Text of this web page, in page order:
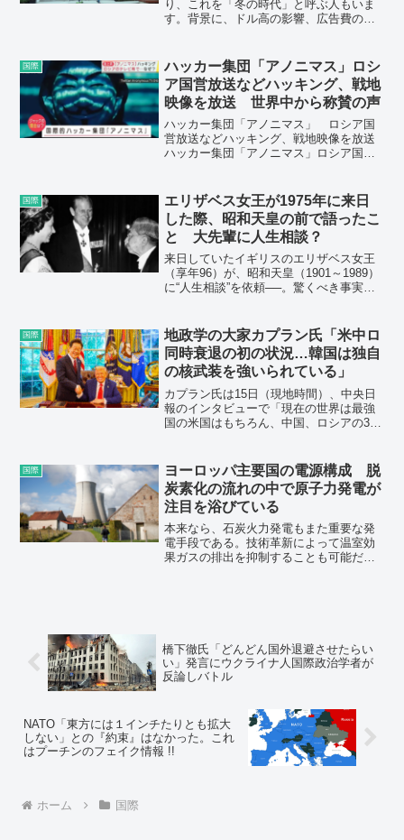
り、これを「冬の時代」と呼ぶ人もいま
す。背景に、ドル高の影響、広告費の減
国際
ハッカー集団「アノニマス」ロシ
ア国営放送などハッキング、戦地
映像を放送 世界中から称賛の声
ハッカー集団「アノニマス」 ロシア国
営放送などハッキング、戦地映像を放送
ハッカー集団「アノニマス」ロシア国営
界中から称賛の声（中日スポーツ 2022
年3月8日 14時3...
国際
エリザベス女王が1975年に来日
した際、昭和天皇の前で語ったこ
と 大先輩に人生相談？
来日していたイギリスのエリザベス女王
（享年96）が、昭和天皇（1901～1989）
に“人生相談”を依頼──。驚くべき事実
国際
地政学の大家カプラン氏「米中ロ
同時衰退の初の状況…韓国は独自
の核武装を強いられている」
カプラン氏は15日（現地時間）、中央日
報のインタビューで「現在の世界は最強
国の米国はもちろん、中国、ロシアの3つ
の傘で保護され、中国の成長を踏み台に
して富を蓄積してきた時代は終わった」
と話した。
国際
ヨーロッパ主要国の電源構成 脱
炭素化の流れの中で原子力発電が
注目を浴びている
本来なら、石炭火力発電もまた重要な発
電手段である。技術革新によって温室効
果ガスの排出を抑制することも可能だ。
指していることにある。ヨーロッパの主
要国に限定して、各国の電源構成を確認
することで、彼らの目論見通り、石炭火
橋下徹氏「どんどん国外退避させたらい
い」発言にウクライナ人国際政治学者が
反論しバトル
NATO「東方には１インチたりとも拡大
しない」との『約束』はなかった。これ
はプーチンのフェイク情報 !!
ホーム 国際